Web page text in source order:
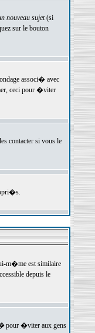
nouveau sujet(si
sur le bouton
associ� avec
ceci pour �viter
contacter si vous le
m�me est similaire
depuis le
pour �viter aux gens